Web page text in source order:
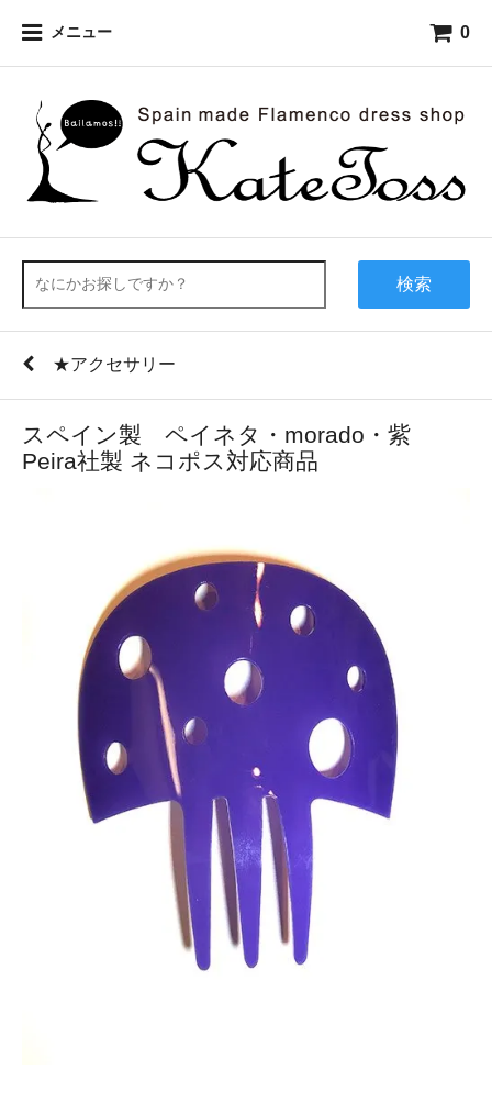
メニュー 0
検索
★アクセサリー
スペイン製 ペイネタ・morado・紫
Peira社製 ネコポス対応商品